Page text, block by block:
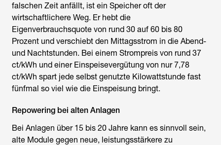
falschen Zeit anfällt, ist ein Speicher oft der
wirtschaftlichere Weg. Er hebt die
Eigenverbrauchsquote von rund 30 auf 60 bis 80
Prozent und verschiebt den Mittagsstrom in die Abend-
und Nachtstunden. Bei einem Strompreis von rund 37
ct/kWh und einer Einspeisevergütung von nur 7,78
ct/kWh spart jede selbst genutzte Kilowattstunde fast
fünfmal so viel wie die Einspeisung bringt.
Repowering bei alten Anlagen
Bei Anlagen über 15 bis 20 Jahre kann es sinnvoll sein,
alte Module gegen neue, leistungsstärkere zu